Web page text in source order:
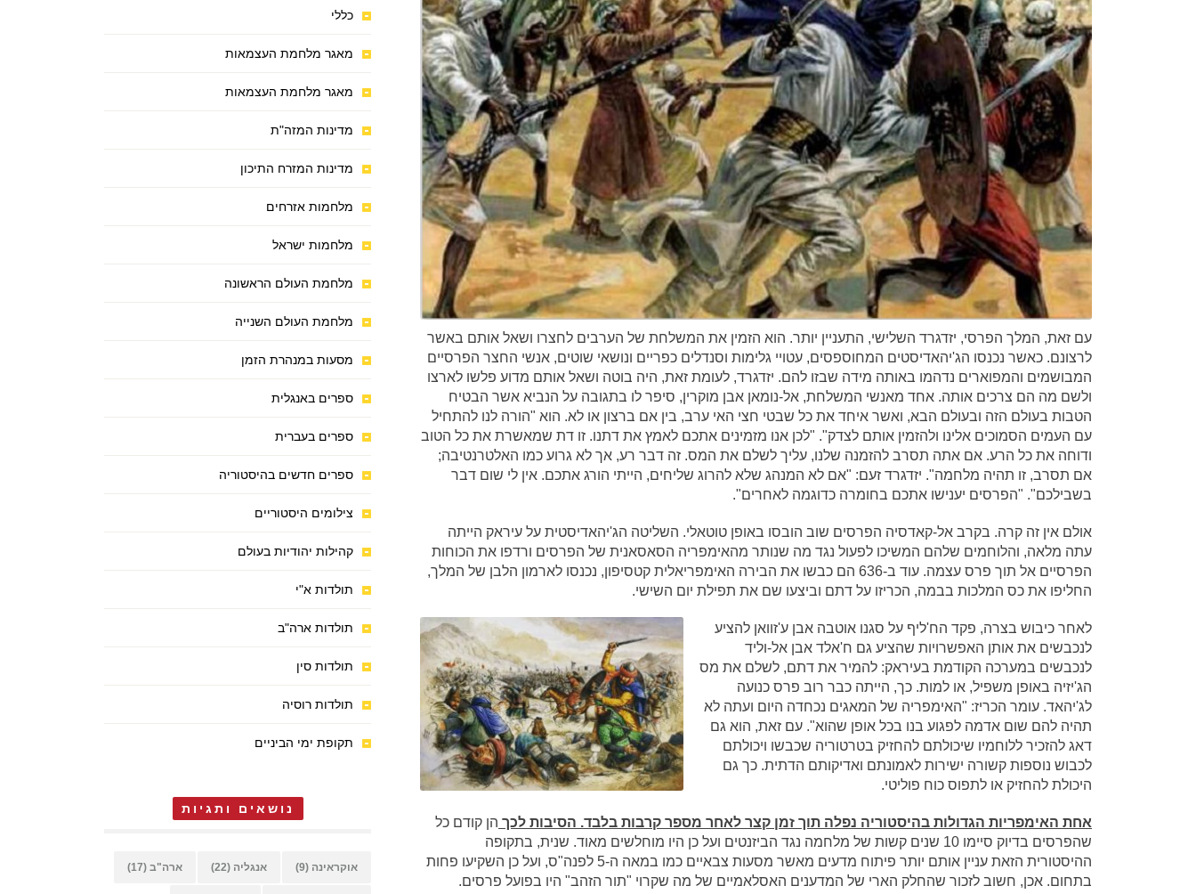
עם זאת, המלך הפרסי, יזדגרד השלישי, התעניין יותר. הוא הזמין את המשלחת של הערבים לחצרו ושאל אותם באשר
לרצונם. כאשר נכנסו הג'יהאדיסטים המחוספסים, עטויי גלימות וסנדלים כפריים ונושאי שוטים, אנשי החצר הפרסיים
המבושמים והמפוארים נדהמו באותה מידה שבזו להם. יזדגרד, לעומת זאת, היה בוטה ושאל אותם מדוע פלשו לארצו
ולשם מה הם צרכים אותה. אחד מאנשי המשלחת, אל-נומאן אבן מוקרין, סיפר לו בתגובה על הנביא אשר הבטיח
הטבות בעולם הזה ובעולם הבא, ואשר איחד את כל שבטי חצי האי ערב, בין אם ברצון או לא. הוא "הורה לנו להתחיל
עם העמים הסמוכים אלינו ולהזמין אותם לצדק". "לכן אנו מזמינים אתכם לאמץ את דתנו. זו דת שמאשרת את כל הטוב
ודוחה את כל הרע. אם אתה תסרב להזמנה שלנו, עליך לשלם את המס. זה דבר רע, אך לא גרוע כמו האלטרנטיבה;
אם תסרב, זו תהיה מלחמה". יזדגרד זעם: "אם לא המנהג שלא להרוג שליחים, הייתי הורג אתכם. אין לי שום דבר
בשבילכם". "הפרסים יענישו אתכם בחומרה כדוגמה לאחרים".
אולם אין זה קרה. בקרב אל-קאדסיה הפרסים שוב הובסו באופן טוטאלי. השליטה הג'יהאדיסטית על עיראק הייתה
עתה מלאה, והלוחמים שלהם המשיכו לפעול נגד מה שנותר מהאימפריה הסאסאנית של הפרסים ורדפו את הכוחות
הפרסיים אל תוך פרס עצמה. עוד ב-636 הם כבשו את הבירה האימפריאלית קטסיפון, נכנסו לארמון הלבן של המלך,
החליפו את כס המלכות בבמה, הכריזו על דתם וביצעו שם את תפילת יום השישי.
לאחר כיבוש בצרה, פקד הח'ליף על סגנו אוטבה אבן ע'זוואן להציע
לנכבשים את אותן האפשרויות שהציע גם ח'אלד אבן אל-וליד
לנכבשים במערכה הקודמת בעיראק: להמיר את דתם, לשלם את מס
הג'יזיה באופן משפיל, או למות. כך, הייתה כבר רוב פרס כנועה
לג'יהאד. עומר הכריז: "האימפריה של המאגים נכחדה היום ועתה לא
תהיה להם שום אדמה לפגוע בנו בכל אופן שהוא". עם זאת, הוא גם
דאג להזכיר ללוחמיו שיכולתם להחזיק בטרטוריה שכבשו ויכולתם
לכבוש נוספות קשורה ישירות לאמונתם ואדיקותם הדתית. כך גם
היכולת להחזיק או לתפוס כוח פוליטי.
אחת האימפריות הגדולות בהיסטוריה נפלה תוך זמן קצר לאחר מספר קרבות בלבד. הסיבות לכך הן קודם כל
שהפרסים בדיוק סיימו 10 שנים קשות של מלחמה נגד הביזנטים ועל כן היו מוחלשים מאוד. שנית, בתקופה
ההיסטורית הזאת עניין אותם יותר פיתוח מדעים מאשר מסעות צבאיים כמו במאה ה-5 לפנה"ס, ועל כן השקיעו פחות
בתחום. אכן, חשוב לזכור שהחלק הארי של המדענים האסלאמיים של מה שקרוי "תור הזהב" היו בפועל פרסים.
כללי
מאגר מלחמת העצמאות
מאגר מלחמת העצמאות
מדינות המזה"ת
מדינות המזרח התיכון
מלחמות אזרחים
מלחמות ישראל
מלחמת העולם הראשונה
מלחמת העולם השנייה
מסעות במנהרת הזמן
ספרים באנגלית
ספרים בעברית
ספרים חדשים בהיסטוריה
צילומים היסטוריים
קהילות יהודיות בעולם
תולדות א"י
תולדות ארה"ב
תולדות סין
תולדות רוסיה
תקופת ימי הביניים
נושאים ותגיות
אוקראינה (9) אנגליה (22) ארה"ב (17)